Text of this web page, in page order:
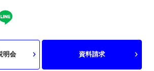
明会 資料請求